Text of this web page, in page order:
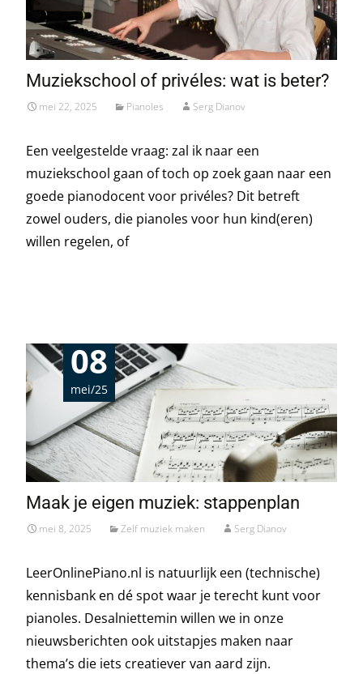
Muziekschool of privéles: wat is beter?
mei 22, 2025 Pianoles Serg Dianov
Een veelgestelde vraag: zal ik naar een
muziekschool gaan of toch op zoek gaan naar een
goede pianodocent voor privéles? Dit betreft
zowel ouders, die pianoles voor hun kind(eren)
willen regelen, of
08
mei/25
Maak je eigen muziek: stappenplan
mei 8, 2025 Zelf muziek maken Serg Dianov
LeerOnlinePiano.nl is natuurlijk een (technische)
kennisbank en dé spot waar je terecht kunt voor
pianoles. Desalniettemin willen we in onze
nieuwsberichten ook uitstapjes maken naar
thema’s die iets creatiever van aard zijn.